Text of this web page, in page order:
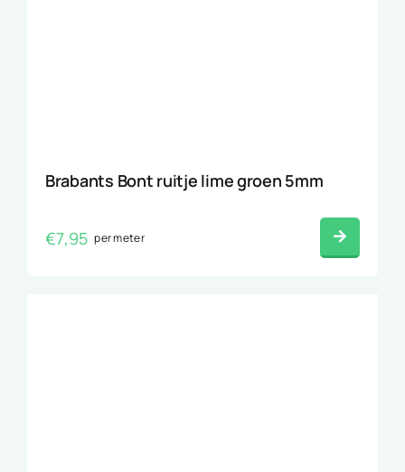
Brabants Bont ruitje lime groen 5mm
€7,95 per meter